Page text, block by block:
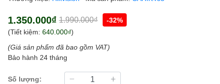
1.350.000₫ 1.990.000₫
-32%
(Tiết kiệm: 640.000₫)
(Giá sản phẩm đã bao gồm VAT)
Bảo hành 24 tháng
Số lượng: